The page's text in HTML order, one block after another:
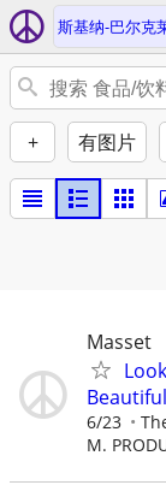
斯基纳-巴尔克
+ 有图片
Masset
6/23
M.